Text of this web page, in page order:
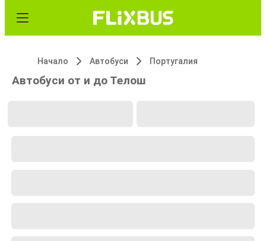
Начало Автобуси Португалия
Автобуси от и до Телош